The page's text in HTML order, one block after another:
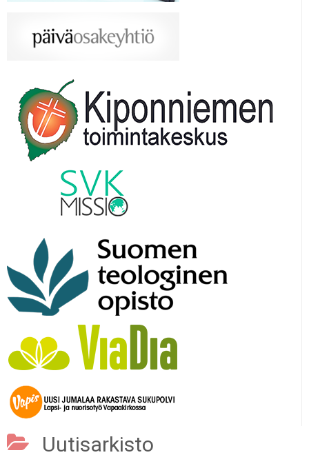
Uutisarkisto